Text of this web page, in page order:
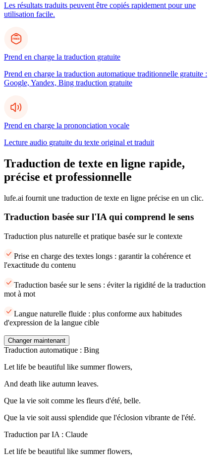
Les résultats traduits peuvent être copiés rapidement pour une
utilisation facile.
Prend en charge la traduction gratuite
Prend en charge la traduction automatique traditionnelle gratuite :
Google, Yandex, Bing traduction gratuite
Prend en charge la prononciation vocale
Lecture audio gratuite du texte original et traduit
Traduction de texte en ligne rapide,
précise et professionnelle
lufe.ai fournit une traduction de texte en ligne précise en un clic.
Traduction basée sur l'IA qui comprend le sens
Traduction plus naturelle et pratique basée sur le contexte
Prise en charge des textes longs : garantir la cohérence et
l'exactitude du contenu
Traduction basée sur le sens : éviter la rigidité de la traduction
mot à mot
Langue naturelle fluide : plus conforme aux habitudes
d'expression de la langue cible
Changer maintenant
Traduction automatique : Bing
Let life be beautiful like summer flowers,
And death like autumn leaves.
Que la vie soit comme les fleurs d'été, belle.
Que la vie soit aussi splendide que l'éclosion vibrante de l'été.
Traduction par IA : Claude
Let life be beautiful like summer flowers,